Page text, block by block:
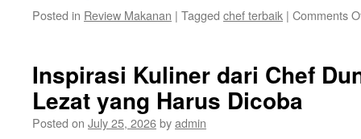
Posted in Review Makanan | Tagged chef terbaik | Comments
Inspirasi Kuliner dari Chef
Lezat yang Harus Dicoba
Posted on July 25, 2026byadmin